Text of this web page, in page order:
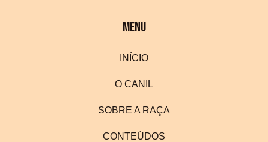
MENU
INÍCIO
O CANIL
SOBRE A RAÇA
CONTEÚDOS